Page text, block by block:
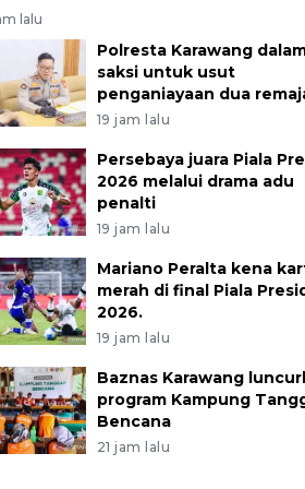
lalu
Polresta Karawang
saksi untuk usut
penganiayaan dua
19 jam lalu
Persebaya juara Piala
2026 melalui drama adu
penalti
19 jam lalu
Mariano Peralta kena
merah di final Piala
2026.
19 jam lalu
Baznas Karawang
program Kampung
Bencana
21 jam lalu